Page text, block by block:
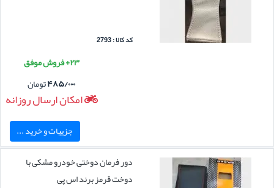
کد کالا : 2793
۲۳+ فروش موفق
۴۸۵/۰۰۰تومان
امکان ارسال روزانه
جزییات و خرید ...
دور فرمان دوختی خودرو مشکی با
دوخت قرمز برند اس پی